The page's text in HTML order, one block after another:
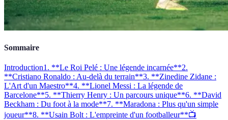
Sommaire
Introduction1. **Le Roi Pelé : Une légende incarnée**2.
**Cristiano Ronaldo : Au-delà du terrain**3. **Zinedine Zidane :
L'Art d'un Maestro**4. **Lionel Messi : La légende de
Barcelone**5. **Thierry Henry : Un parcours unique**6. **David
Beckham : Du foot à la mode**7. **Maradona : Plus qu'un simple
joueur**8. **Usain Bolt : L'empreinte d'un footballeur**📺